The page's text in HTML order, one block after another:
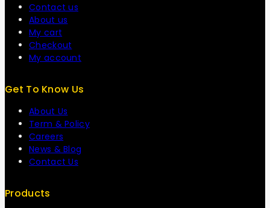
Contact us
About us
My cart
Checkout
My account
Get To Know Us
About Us
Term & Policy
Careers
News & Blog
Contact Us
Products